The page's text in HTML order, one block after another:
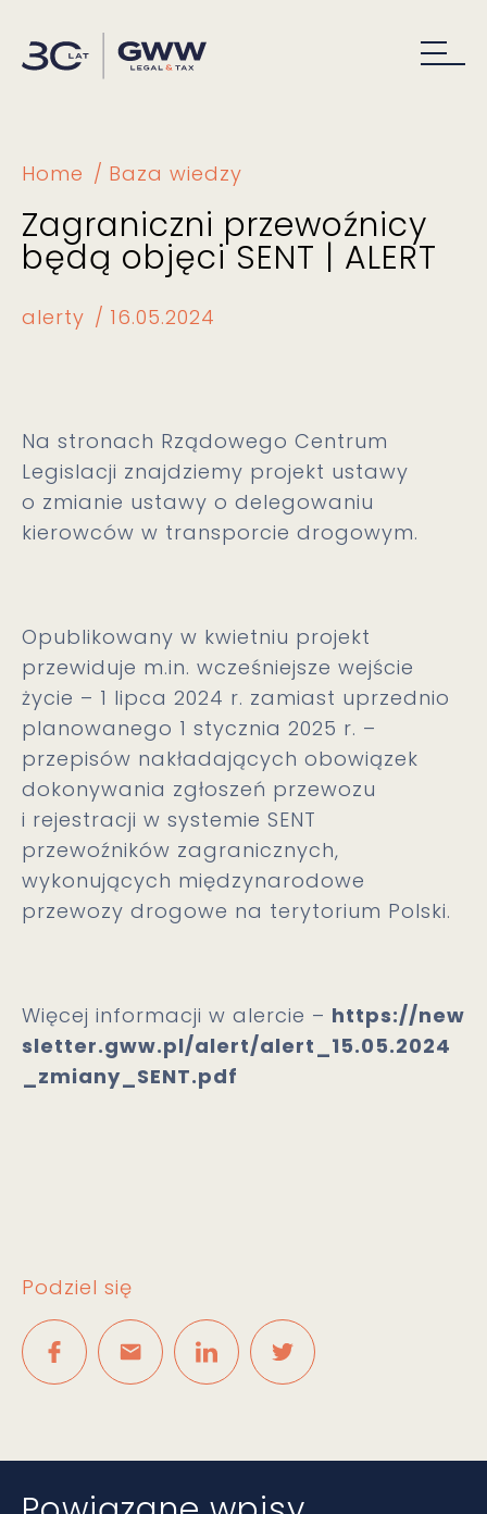
Home Baza wiedzy
Zagraniczni przewoźnicy
będą objęci SENT | ALERT
alerty 16.05.2024
Na stronach Rządowego Centrum
Legislacji znajdziemy projekt ustawy
o zmianie ustawy o delegowaniu
kierowców w transporcie drogowym.
Opublikowany w kwietniu projekt
przewiduje m.in. wcześniejsze wejście
życie – 1 lipca 2024 r. zamiast uprzednio
planowanego 1 stycznia 2025 r. –
przepisów nakładających obowiązek
dokonywania zgłoszeń przewozu
i rejestracji w systemie SENT
przewoźników zagranicznych,
wykonujących międzynarodowe
przewozy drogowe na terytorium Polski.
Więcej informacji w alercie – https://new
sletter.gww.pl/alert/alert_15.05.2024
_zmiany_SENT.pdf
Podziel się